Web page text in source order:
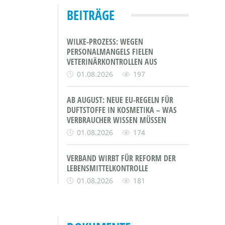
BEITRÄGE
WILKE-PROZESS: WEGEN
PERSONALMANGELS FIELEN
VETERINÄRKONTROLLEN AUS
01.08.2026 197
AB AUGUST: NEUE EU-REGELN FÜR
DUFTSTOFFE IN KOSMETIKA – WAS
VERBRAUCHER WISSEN MÜSSEN
01.08.2026 174
VERBAND WIRBT FÜR REFORM DER
LEBENSMITTELKONTROLLE
01.08.2026 181